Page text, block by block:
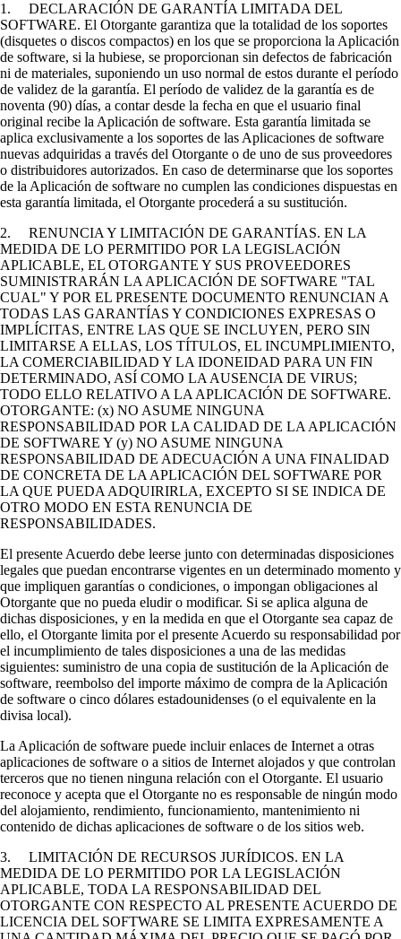
1. DECLARACIÓN DE GARANTÍA LIMITADA DEL
SOFTWARE. El Otorgante garantiza que la totalidad de los soportes
(disquetes o discos compactos) en los que se proporciona la Aplicación
de software, si la hubiese, se proporcionan sin defectos de fabricación
ni de materiales, suponiendo un uso normal de estos durante el período
de validez de la garantía. El período de validez de la garantía es de
noventa (90) días, a contar desde la fecha en que el usuario final
original recibe la Aplicación de software. Esta garantía limitada se
aplica exclusivamente a los soportes de las Aplicaciones de software
nuevas adquiridas a través del Otorgante o de uno de sus proveedores
o distribuidores autorizados. En caso de determinarse que los soportes
de la Aplicación de software no cumplen las condiciones dispuestas en
esta garantía limitada, el Otorgante procederá a su sustitución.
2. RENUNCIA Y LIMITACIÓN DE GARANTÍAS. EN LA
MEDIDA DE LO PERMITIDO POR LA LEGISLACIÓN
APLICABLE, EL OTORGANTE Y SUS PROVEEDORES
SUMINISTRARÁN LA APLICACIÓN DE SOFTWARE "TAL
CUAL" Y POR EL PRESENTE DOCUMENTO RENUNCIAN A
TODAS LAS GARANTÍAS Y CONDICIONES EXPRESAS O
IMPLÍCITAS, ENTRE LAS QUE SE INCLUYEN, PERO SIN
LIMITARSE A ELLAS, LOS TÍTULOS, EL INCUMPLIMIENTO,
LA COMERCIABILIDAD Y LA IDONEIDAD PARA UN FIN
DETERMINADO, ASÍ COMO LA AUSENCIA DE VIRUS;
TODO ELLO RELATIVO A LA APLICACIÓN DE SOFTWARE.
OTORGANTE: (x) NO ASUME NINGUNA
RESPONSABILIDAD POR LA CALIDAD DE LA APLICACIÓN
DE SOFTWARE Y (y) NO ASUME NINGUNA
RESPONSABILIDAD DE ADECUACIÓN A UNA FINALIDAD
DE CONCRETA DE LA APLICACIÓN DEL SOFTWARE POR
LA QUE PUEDA ADQUIRIRLA, EXCEPTO SI SE INDICA DE
OTRO MODO EN ESTA RENUNCIA DE
RESPONSABILIDADES.
El presente Acuerdo debe leerse junto con determinadas disposiciones
legales que puedan encontrarse vigentes en un determinado momento y
que impliquen garantías o condiciones, o impongan obligaciones al
Otorgante que no pueda eludir o modificar. Si se aplica alguna de
dichas disposiciones, y en la medida en que el Otorgante sea capaz de
ello, el Otorgante limita por el presente Acuerdo su responsabilidad por
el incumplimiento de tales disposiciones a una de las medidas
siguientes: suministro de una copia de sustitución de la Aplicación de
software, reembolso del importe máximo de compra de la Aplicación
de software o cinco dólares estadounidenses (o el equivalente en la
divisa local).
La Aplicación de software puede incluir enlaces de Internet a otras
aplicaciones de software o a sitios de Internet alojados y que controlan
terceros que no tienen ninguna relación con el Otorgante. El usuario
reconoce y acepta que el Otorgante no es responsable de ningún modo
del alojamiento, rendimiento, funcionamiento, mantenimiento ni
contenido de dichas aplicaciones de software o de los sitios web.
3. LIMITACIÓN DE RECURSOS JURÍDICOS. EN LA
MEDIDA DE LO PERMITIDO POR LA LEGISLACIÓN
APLICABLE, TODA LA RESPONSABILIDAD DEL
OTORGANTE CON RESPECTO AL PRESENTE ACUERDO DE
LICENCIA DEL SOFTWARE SE LIMITA EXPRESAMENTE A